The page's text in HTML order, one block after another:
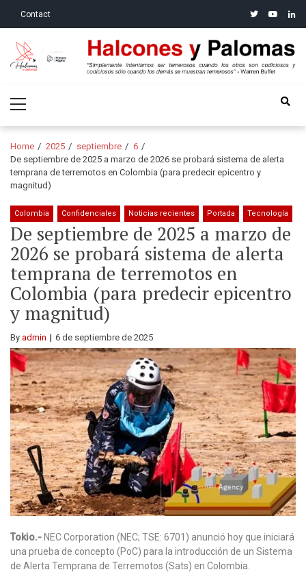
Contact twitteryoutube
Halcones y Palomas
Menu
Home 2025 septiembre
6
De septiembre de 2025 a marzo de 2026 se probará sistema de alerta
temprana de terremotos en Colombia (para predecir epicentro y
magnitud)
Colombia Confidenciales Noticias recientes Portada Tecnología
De septiembre de 2025 a marzo de
2026 se probará sistema de alerta
temprana de terremotos en
Colombia (para predecir epicentro
y magnitud)
By admin 6 de septiembre de 2025
Tokio.- NEC Corporation (NEC; TSE: 6701) anunció hoy que iniciará
una prueba de concepto (PoC) para la introducción de un Sistema
de Alerta Temprana de Terremotos (Sats) en Colombia.